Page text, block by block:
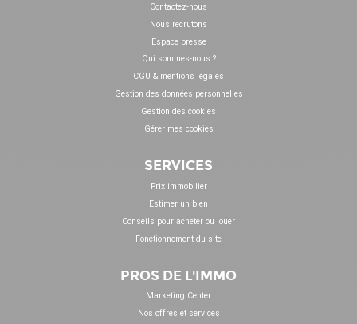
Contactez-nous
Nous recrutons
Espace presse
Qui sommes-nous ?
CGU & mentions légales
Gestion des données personnelles
Gestion des cookies
Gérer mes cookies
SERVICES
Prix immobilier
Estimer un bien
Conseils pour acheter ou louer
Fonctionnement du site
PROS DE L'IMMO
Marketing Center
Nos offres et services